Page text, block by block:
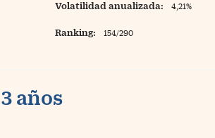
Volatilidad anualizada: 4,21%
Ranking: 154/290
años